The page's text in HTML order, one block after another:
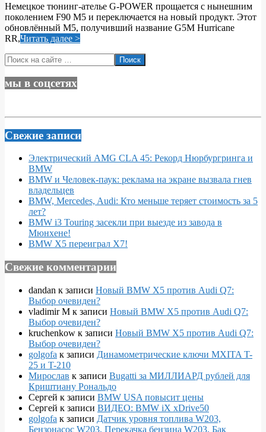
11
Немецкое тюнинг-ателье G-POWER прощается с нынешним
поколением F90 M5 и переключается на новый продукт. Этот
обновлённый M5, получивший название G5M Hurricane
RR,Читать далее >
Поиск
мы в соцсетях
Свежие записи
Электрический AMG CLA 45: Рекорд Нюрбургринга и
BMW
BMW и Человек-паук: реклама на экране вызвала гнев
владельцев
BMW, Mercedes, Audi: Кто меньше теряет стоимость за 5
лет?
BMW i3 Touring засекли при выезде из завода в
Мюнхене!
BMW X5 переиграл X7!
Свежие комментарии
dandan к записи Новый BMW X5 против Audi Q7:
Выбор очевиден?
vladimir M к записи Новый BMW X5 против Audi Q7:
Выбор очевиден?
kruchenkow к записи Новый BMW X5 против Audi Q7:
Выбор очевиден?
golgofa к записи Динамометрические ключи MXITA T-
25 и T-210
Мирослав к записи Bugatti за МИЛЛИАРД рублей для
Криштиану Рональдо
Сергей к записи BMW USA повысит цены
Сергей к записи ВИДЕО: BMW iX xDrive50
golgofa к записи Датчик уровня топлива W203,
Бензонасос W203, Перекачка бензина W203, Бак